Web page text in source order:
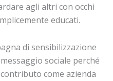
agli altri con occhi
educati.
di sensibilizzazione
sociale perché
come azienda